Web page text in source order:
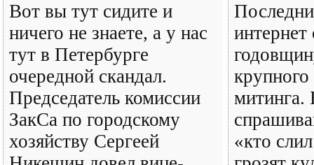
Вот вы тут сидите и
ничего не знаете, а у нас
тут в Петербурге
очередной скандал.
Председатель комиссии
ЗакСа по городскому
хозяйству Сергеей
митинга.
«кто